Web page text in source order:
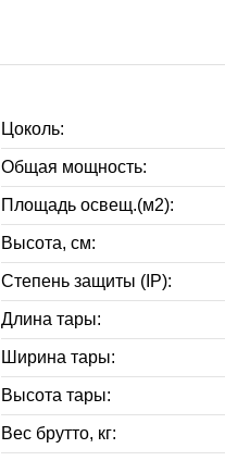
Цоколь:
Общая мощность:
Площадь освещ.(м2):
Высота, см:
Степень защиты (IP):
Длина тары:
Ширина тары:
Высота тары:
Вес брутто, кг: